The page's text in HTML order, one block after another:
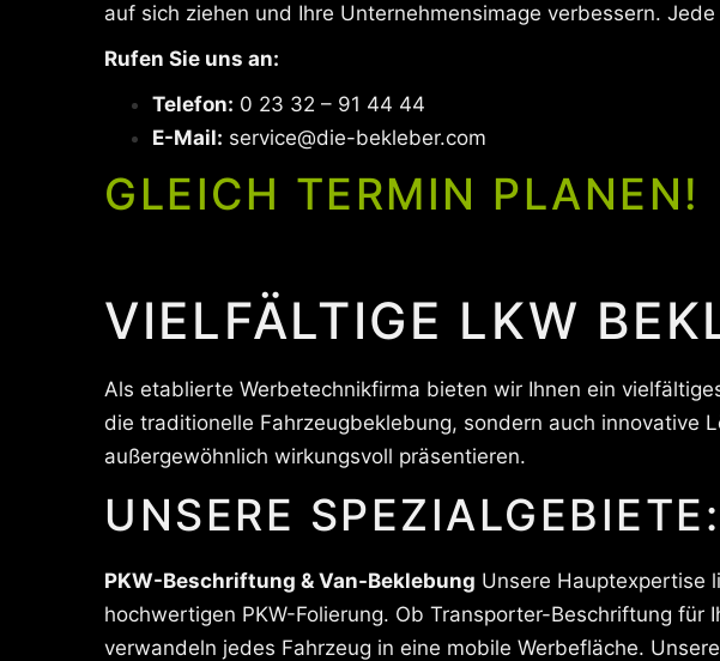
auf sich ziehen und Ihre Unternehmensimage verbessern.
Rufen Sie uns an:
Telefon: 0 23 32 – 91 44 44
E-Mail: service@die-bekleber.com
GLEICH TERMIN PLANEN!
VIELFÄLTIGE LKW
Als etablierte Werbetechnikfirma bieten wir Ihnen ein
die traditionelle Fahrzeugbeklebung, sondern auch innovative
außergewöhnlich wirkungsvoll präsentieren.
UNSERE SPEZIALGEBIETE:
PKW-Beschriftung & Van-Beklebung Unsere Hauptexpertise
hochwertigen PKW-Folierung. Ob Transporter-Beschriftung
verwandeln jedes Fahrzeug in eine mobile Werbefläche.